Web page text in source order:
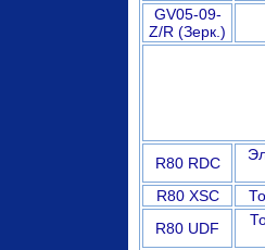
GV05-09-
Z/R (Зерк.)
R80 RDC
R80 XSC
R80 UDF